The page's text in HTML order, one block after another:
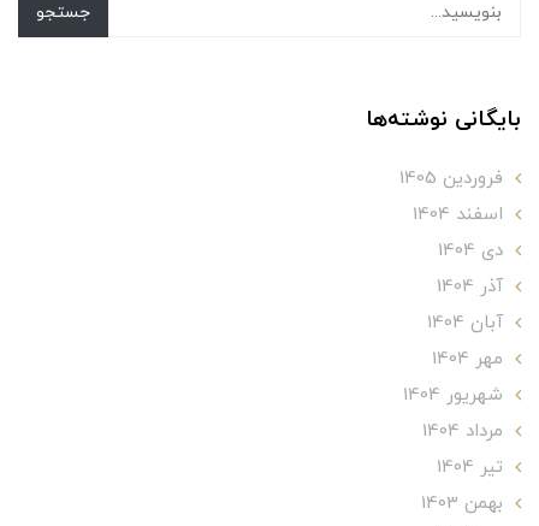
جستجو
بایگانی نوشته‌ها
فروردین 1405
اسفند 1404
دی 1404
آذر 1404
آبان 1404
مهر 1404
شهریور 1404
مرداد 1404
تير 1404
بهمن 1403